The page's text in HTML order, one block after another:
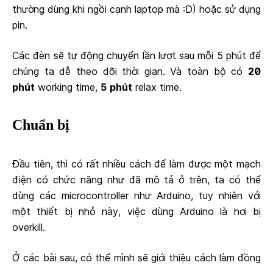
thường dùng khi ngồi cạnh laptop mà :D) hoặc sử dụng
pin.
Các đèn sẽ tự động chuyển lần lượt sau mỗi 5 phút để
chúng ta dễ theo dõi thời gian. Và toàn bộ có 20
phút working time, 5 phút relax time.
Chuẩn bị
Đầu tiên, thì có rất nhiều cách để làm được một mạch
điện có chức năng như đã mô tả ở trên, ta có thể
dùng các microcontroller như Arduino, tuy nhiên với
một thiết bị nhỏ này, việc dùng Arduino là hơi bị
overkill.
Ở các bài sau, có thể mình sẽ giới thiệu cách làm đồng